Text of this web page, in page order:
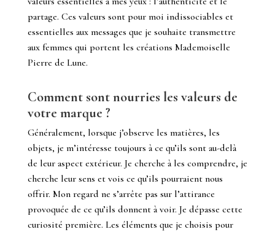
partage. Ces valeurs sont pour moi indissociables et
essentielles aux messages que je souhaite transmettre
aux femmes qui portent les créations Mademoiselle
Pierre de Lune.
Comment sont nourries les valeurs de
votre marque ?
Généralement, lorsque j’observe les matières, les
objets, je m’intéresse toujours à ce qu’ils sont au-delà
de leur aspect extérieur. Je cherche à les comprendre, je
cherche leur sens et vois ce qu’ils pourraient nous
offrir. Mon regard ne s’arrête pas sur l’attirance
provoquée de ce qu’ils donnent à voir. Je dépasse cette
curiosité première. Les éléments que je choisis pour